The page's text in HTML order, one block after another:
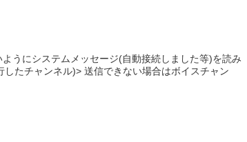
うにシステムメッセージ(自動接続しました等)を読み
たチャンネル)> 送信できない場合はボイスチャン